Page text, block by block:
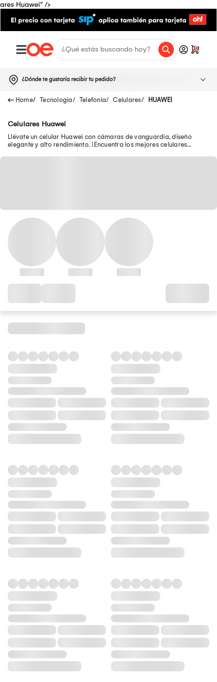
ares Huawei" />
0
¿Dónde te gustaría recibir tu pedido?
Tecnologia Telefonia Celulares HUAWEI
Celulares Huawei
Llévate un celular Huawei con cámaras de vanguardia, diseño
elegante y alto rendimiento. ¡Encuentra los mejores celulares